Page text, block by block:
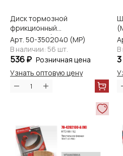
Диск тормозной
фрикционный
МТЗ-80/82 (Master-
Parts)
Арт. 50-3502040 (МP)
В наличии: 56 шт.
536 ₽ Розничная цена
Узнать оптовую цену
В